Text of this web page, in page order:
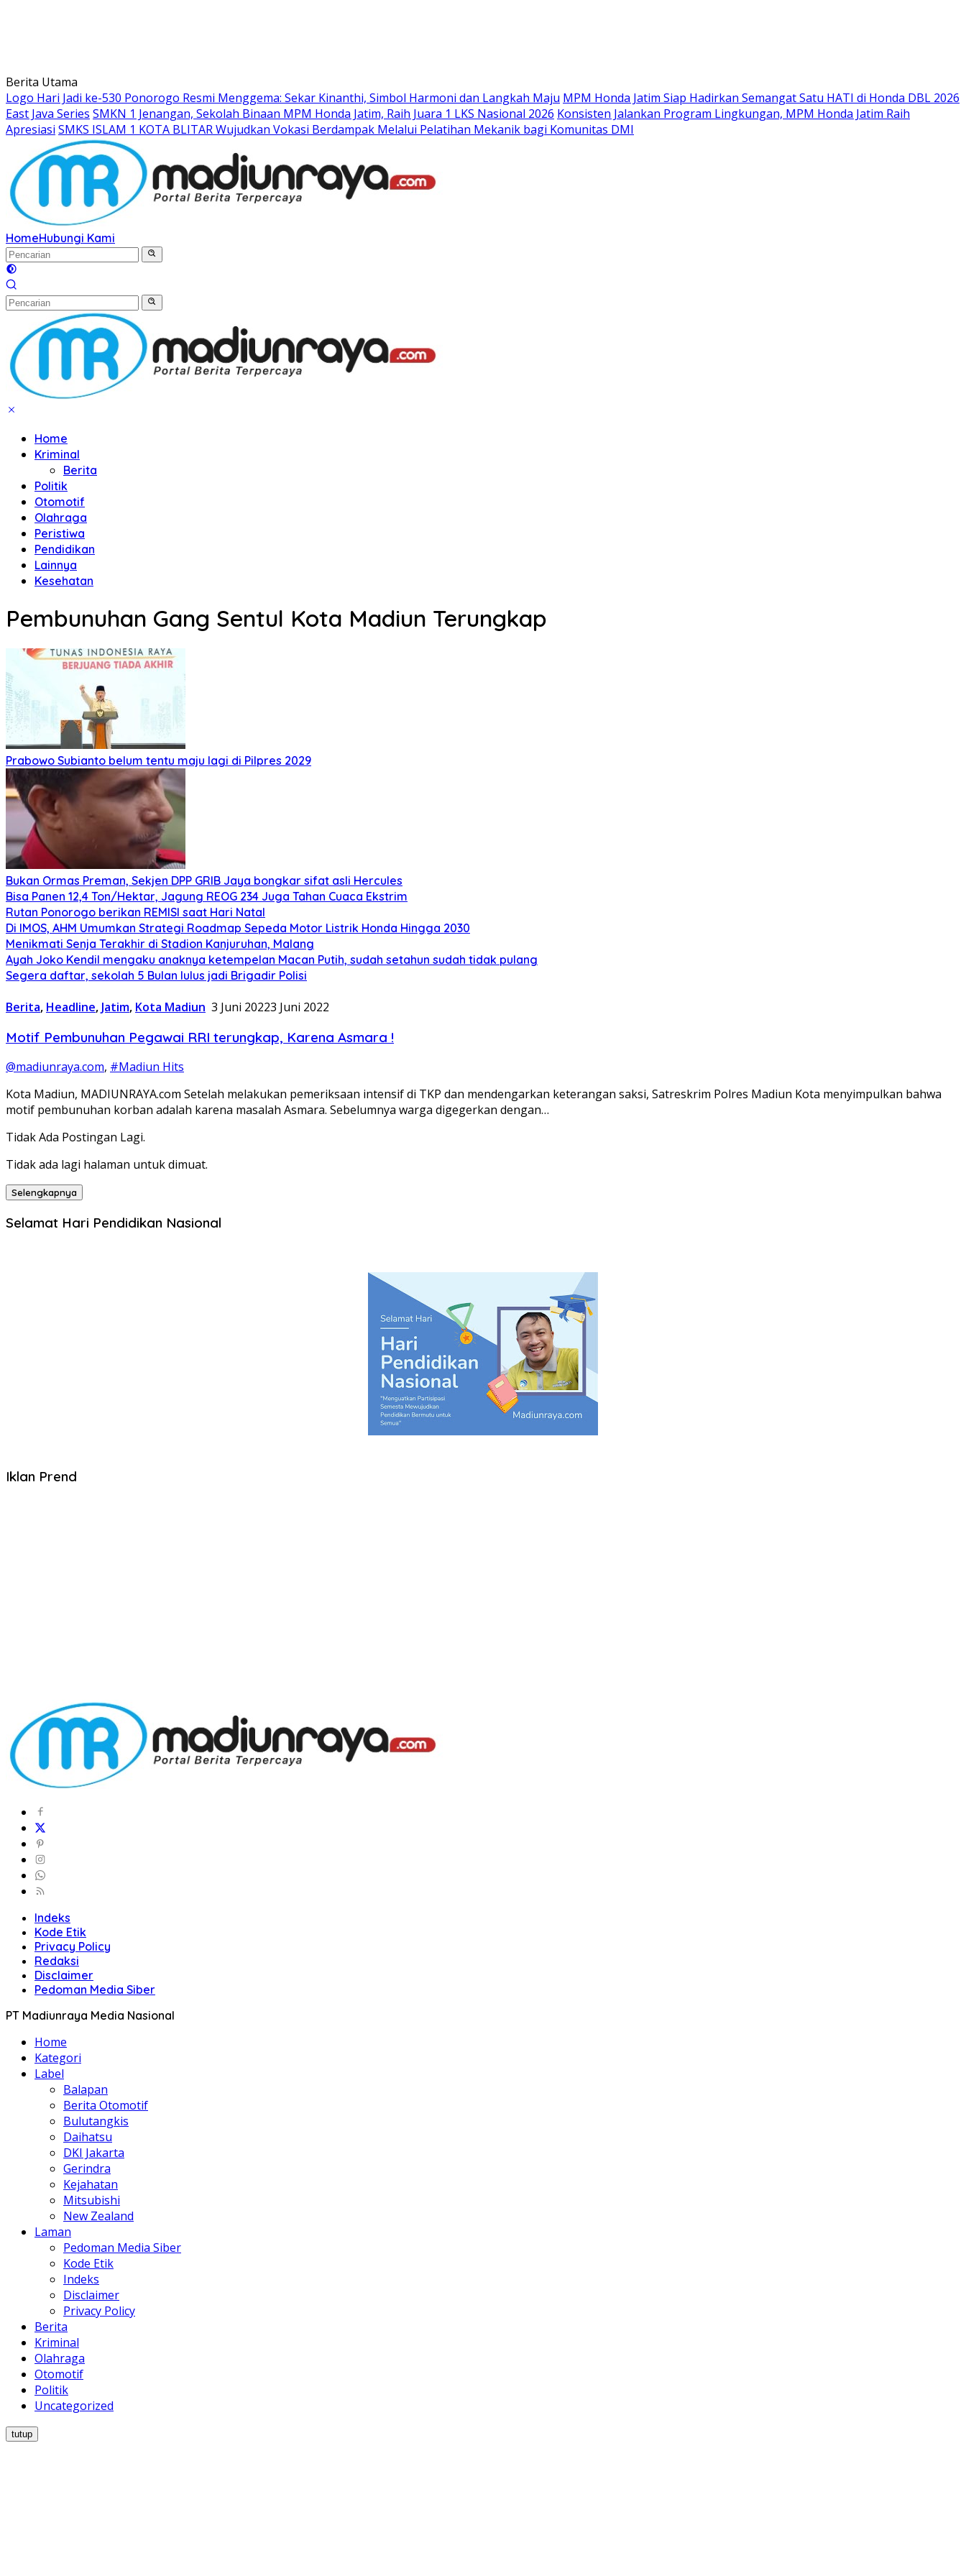
Berita Utama
Logo Hari Jadi ke-530 Ponorogo Resmi Menggema: Sekar Kinanthi, Simbol Harmoni dan Langkah Maju MPM Honda Jatim Siap Hadirkan Semangat Satu HATI di Honda DBL 2026
East Java Series SMKN 1 Jenangan, Sekolah Binaan MPM Honda Jatim, Raih Juara 1 LKS Nasional 2026 Konsisten Jalankan Program Lingkungan, MPM Honda Jatim Raih
Apresiasi SMKS ISLAM 1 KOTA BLITAR Wujudkan Vokasi Berdampak Melalui Pelatihan Mekanik bagi Komunitas DMI
HomeHubungi Kami
Home
Kriminal
Berita
Politik
Otomotif
Olahraga
Peristiwa
Pendidikan
Lainnya
Kesehatan
Pembunuhan Gang Sentul Kota Madiun Terungkap
Prabowo Subianto belum tentu maju lagi di Pilpres 2029
Bukan Ormas Preman, Sekjen DPP GRIB Jaya bongkar sifat asli Hercules
Bisa Panen 12,4 Ton/Hektar, Jagung REOG 234 Juga Tahan Cuaca Ekstrim
Rutan Ponorogo berikan REMISI saat Hari Natal
Di IMOS, AHM Umumkan Strategi Roadmap Sepeda Motor Listrik Honda Hingga 2030
Menikmati Senja Terakhir di Stadion Kanjuruhan, Malang
Ayah Joko Kendil mengaku anaknya ketempelan Macan Putih, sudah setahun sudah tidak pulang
Segera daftar, sekolah 5 Bulan lulus jadi Brigadir Polisi
Berita, Headline, Jatim, Kota Madiun 3 Juni 20223 Juni 2022
Motif Pembunuhan Pegawai RRI terungkap, Karena Asmara !
@madiunraya.com, #Madiun Hits
Kota Madiun, MADIUNRAYA.com Setelah melakukan pemeriksaan intensif di TKP dan mendengarkan keterangan saksi, Satreskrim Polres Madiun Kota menyimpulkan bahwa
motif pembunuhan korban adalah karena masalah Asmara. Sebelumnya warga digegerkan dengan…
Tidak Ada Postingan Lagi.
Tidak ada lagi halaman untuk dimuat.
Selengkapnya
Selamat Hari Pendidikan Nasional
Iklan Prend
Indeks
Kode Etik
Privacy Policy
Redaksi
Disclaimer
Pedoman Media Siber
PT Madiunraya Media Nasional
Home
Kategori
Label
Balapan
Berita Otomotif
Bulutangkis
Daihatsu
DKI Jakarta
Gerindra
Kejahatan
Mitsubishi
New Zealand
Laman
Pedoman Media Siber
Kode Etik
Indeks
Disclaimer
Privacy Policy
Berita
Kriminal
Olahraga
Otomotif
Politik
Uncategorized
tutup